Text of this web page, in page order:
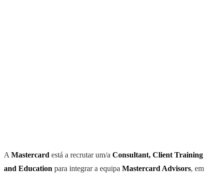
A Mastercard está a recrutar um/a Consultant, Client Training
and Education para integrar a equipa Mastercard Advisors, em